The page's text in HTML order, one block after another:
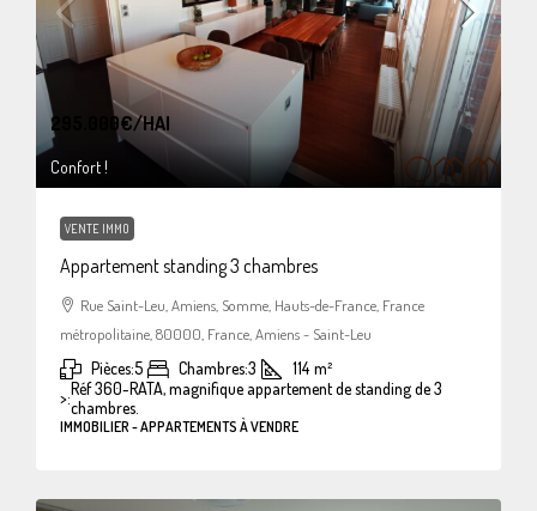
295.000€/HAI
Confort !
VENTE IMMO
Appartement standing 3 chambres
Rue Saint-Leu, Amiens, Somme, Hauts-de-France, France
métropolitaine, 80000, France, Amiens - Saint-Leu
Pièces:5 Chambres:3 114 m²
>:Réf 360-RATA, magnifique appartement de standing de 3
chambres.
IMMOBILIER - APPARTEMENTS À VENDRE